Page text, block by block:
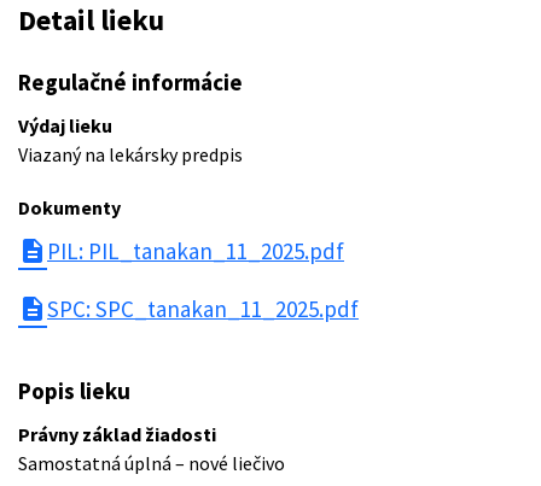
Detail lieku
Regulačné informácie
Výdaj lieku
Viazaný na lekársky predpis
Dokumenty
description PIL: PIL_tanakan_11_2025.pdf
descriptionSPC: SPC_tanakan_11_2025.pdf
Popis lieku
Právny základ žiadosti
Samostatná úplná – nové liečivo